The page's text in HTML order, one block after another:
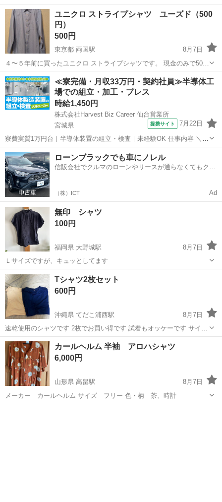
ーノンアイロンなのでシワも入りにくくなってます ●サイズ L ●未使
用品 ●定価3980円 ●学園木花台まで引き取りに来られる方にお願い致
しま...
宮崎 宮崎市 シャツ Yシャツ
ユニクロ ストライプシャツ ユーズド（500
円）
500円
東京都 両国駅
8月7日
４〜５年前に買ったユニクロ ストライプシャツです。 現金のみで500
円でお譲りします。 お渡し場所は、墨田区内か台東区を想定します。
東京 墨田区 両国駅 シャツ
≪寮完備・月収33万円・契約社員≫半導体工
場での組立・加工・プレス
時給1,450円
株式会社Harvest Biz Career 仙台営業所
宮城県
提携サイト 7月22日
寮費実質1万円台｜半導体装置の組立・検査｜未経験OK 仕事内容 ＼半
導体製造装置の組立・検査スタッフ／ 大手メーカー工場内で、半導体
をつくるための装置を組み立てる仕事です。 タブレットや図面を確認
しながら、ドライバ...
宮城 その他
ローンブラックでも車にノレル
信販会社でクルマのローンやリースが通らなくてもクル
（株）ICT Ad
無印 シャツ
100円
福岡県 大野城駅
8月7日
Ｌサイズですが、キュッとしてます
福岡 大野城市 大野城駅 シャツ
Tシャツ2枚セット
600円
沖縄県 てだこ浦西駅
8月7日
速乾使用のシャツです 2枚でお買い得です 試着もオッケーです サイズ
はLLです
沖縄 中頭郡 てだこ浦西駅 シャツ セット
カールヘルム 半袖 アロハシャツ
6,000円
山形県 高畠駅
8月7日
メーカー カールヘルム サイズ フリー 色・柄 茶、時計